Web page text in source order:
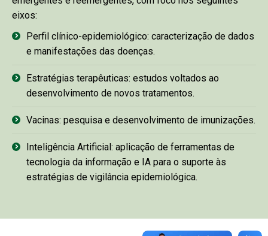
eixos:
Perfil clínico-epidemiológico: caracterização de dados
e manifestações das doenças.
Estratégias terapêuticas: estudos voltados ao
desenvolvimento de novos tratamentos.
Vacinas: pesquisa e desenvolvimento de imunizações.
Inteligência Artificial: aplicação de ferramentas de
tecnologia da informação e IA para o suporte às
estratégias de vigilância epidemiológica.